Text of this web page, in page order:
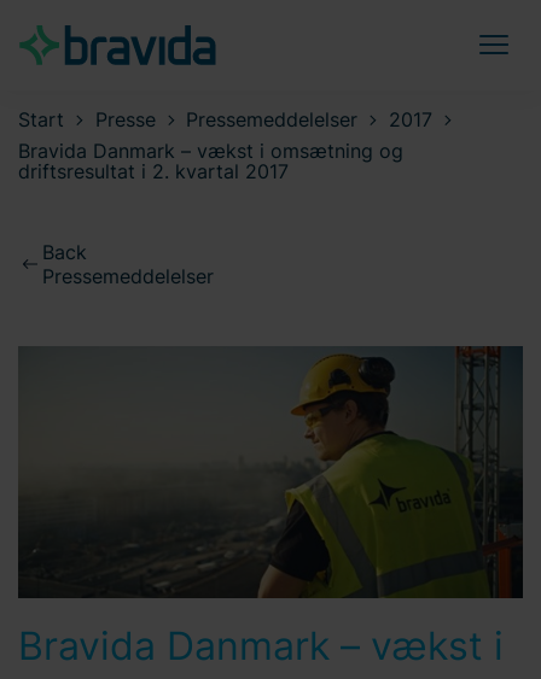
Start Presse Pressemeddelelser
2017
Bravida Danmark – vækst i omsætning og
driftsresultat i 2. kvartal 2017
Back
Pressemeddelelser
Bravida Danmark – vækst i